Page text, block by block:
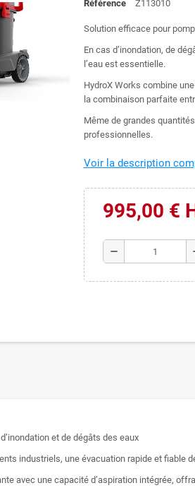
Référence
Z113010
Solution efficace pour
En cas d’inondation, de
l’eau est essentielle.
HydroX Works combine
la combinaison parfaite
Même de grandes
professionnelles.
Voir la description
995,00 €
remove
et de dégâts des eaux
industriels, une évacuation rapide et fiable
avec une capacité d’aspiration intégrée,